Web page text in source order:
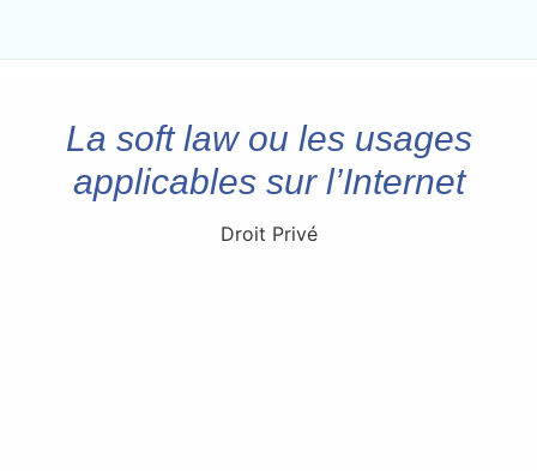
La soft law ou les usages
applicables sur l’Internet
Droit Privé